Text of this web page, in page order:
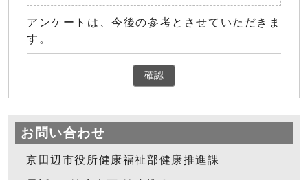
アンケートは、今後の参考とさせていただきま
す。
確認
お問い合わせ
京田辺市役所健康福祉部健康推進課